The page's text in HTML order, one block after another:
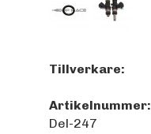
Tillverkare:
Artikelnummer:
Del-247